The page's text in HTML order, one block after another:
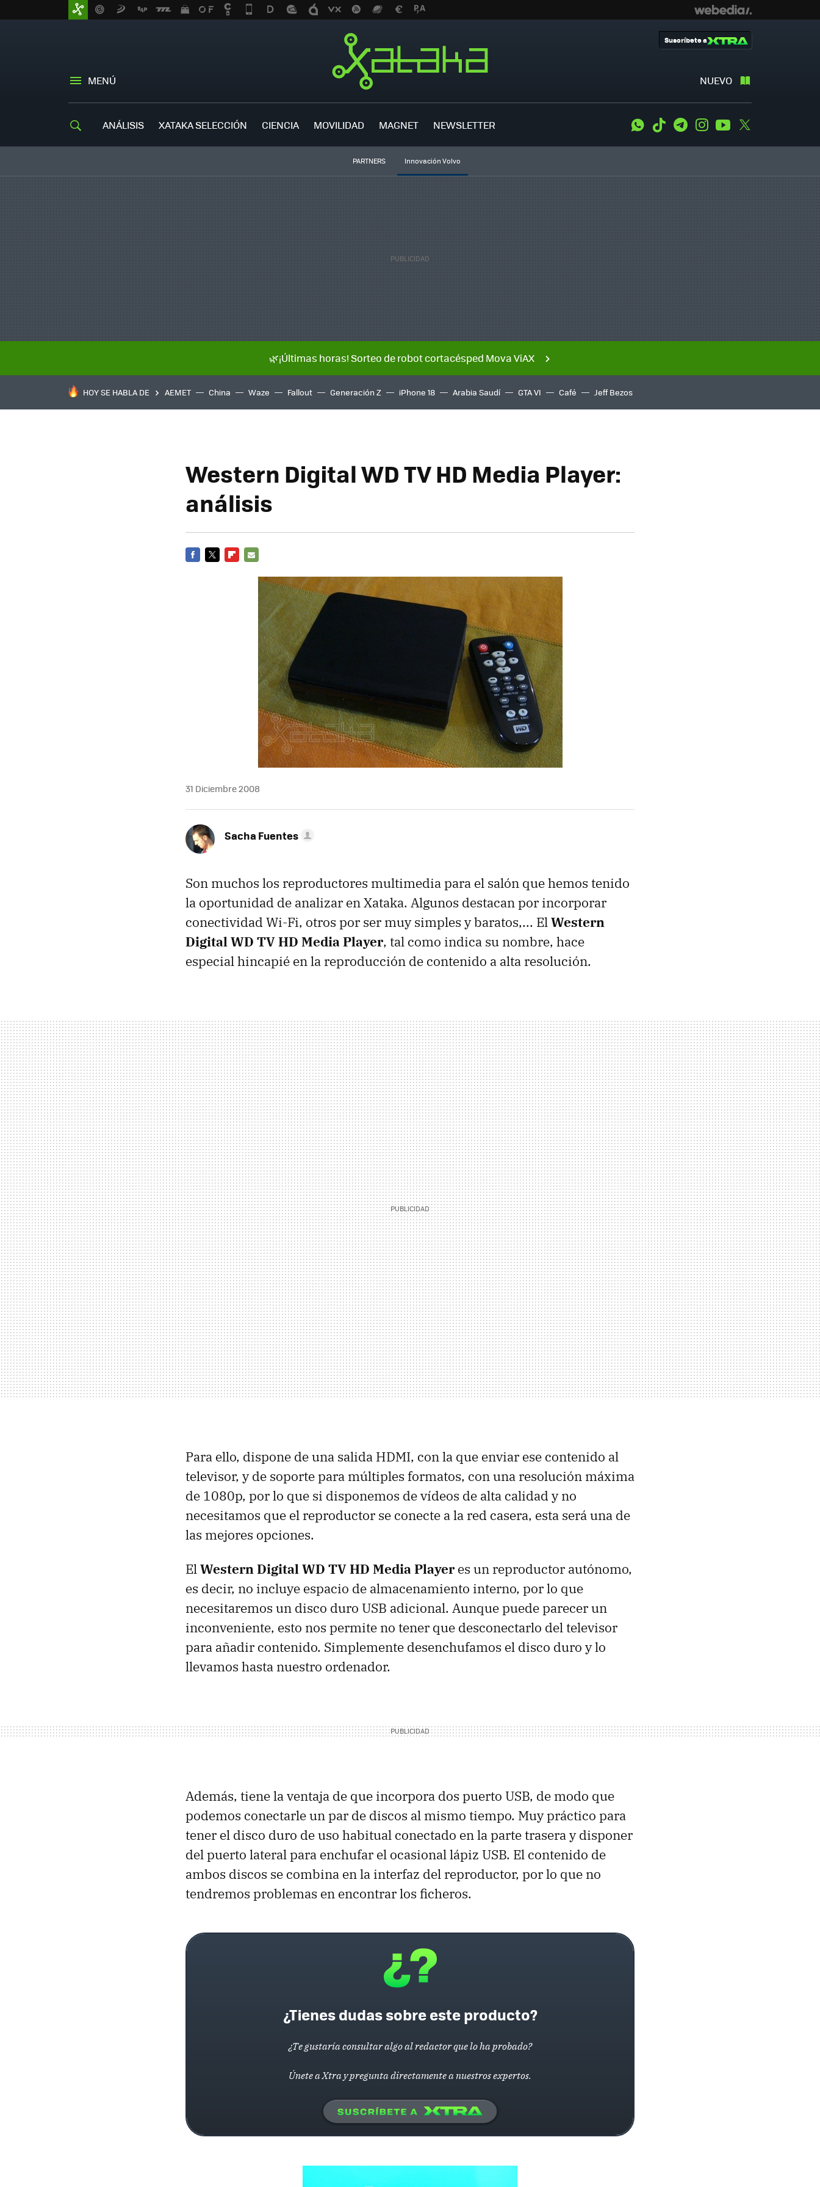
MENÚ NUEVO
Suscríbete a
ANÁLISIS XATAKA SELECCIÓN CIENCIA MOVILIDAD MAGNET NEWSLETTER WhatsApp
Tiktok TelegramInstagramYoutube
PARTNERS Innovación Volvo
🌿¡Últimas horas! Sorteo de robot cortacésped Mova ViAX
HOY SE HABLA DE AEMET China Waze Fallout Generación Z iPhone 18 Arabia Saudí GTA VI Café Jeff Bezos
Western Digital WD TV HD Media Player:
análisis
MAIL
31 Diciembre 2008
Sacha Fuentes
Son muchos los reproductores multimedia para el salón que hemos tenido
la oportunidad de analizar en Xataka. Algunos destacan por incorporar
conectividad Wi-Fi, otros por ser muy simples y baratos,... ElWestern
Digital WD TV HD Media Player, tal como indica su nombre, hace
especial hincapié en la reproducción de contenido a alta resolución.
Para ello, dispone de una salida HDMI, con la que enviar ese contenido al
televisor, y de soporte para múltiples formatos, con una resolución máxima
de 1080p, por lo que si disponemos de vídeos de alta calidad y no
necesitamos que el reproductor se conecte a la red casera, esta será una de
las mejores opciones.
ElWestern Digital WD TV HD Media Player es un reproductor autónomo,
es decir, no incluye espacio de almacenamiento interno, por lo que
necesitaremos un disco duro USB adicional. Aunque puede parecer un
inconveniente, esto nos permite no tener que desconectarlo del televisor
para añadir contenido. Simplemente desenchufamos el disco duro y lo
llevamos hasta nuestro ordenador.
Además, tiene la ventaja de que incorpora dos puerto USB, de modo que
podemos conectarle un par de discos al mismo tiempo. Muy práctico para
tener el disco duro de uso habitual conectado en la parte trasera y disponer
del puerto lateral para enchufar el ocasional lápiz USB. El contenido de
ambos discos se combina en la interfaz del reproductor, por lo que no
tendremos problemas en encontrar los ficheros.
¿Tienes dudas sobre este producto?
¿Te gustaría consultar algo al redactor que lo ha probado?
Únete a Xtra y pregunta directamente a nuestros expertos.